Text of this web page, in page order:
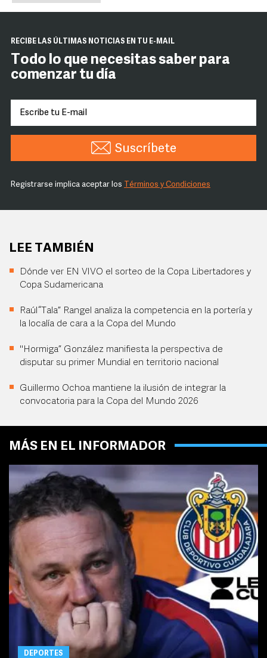
RECIBE LAS ÚLTIMAS NOTICIAS EN TU E-MAIL
Todo lo que necesitas saber para
comenzar tu día
Suscríbete
Registrarse implica aceptar los Términos y Condiciones
LEE TAMBIÉN
Dónde ver EN VIVO el sorteo de la Copa Libertadores y
Copa Sudamericana
Raúl “Tala” Rangel analiza la competencia en la portería y
la localía de cara a la Copa del Mundo
"Hormiga” González manifiesta la perspectiva de
disputar su primer Mundial en territorio nacional
Guillermo Ochoa mantiene la ilusión de integrar la
convocatoria para la Copa del Mundo 2026
MÁS EN EL INFORMADOR
DEPORTES